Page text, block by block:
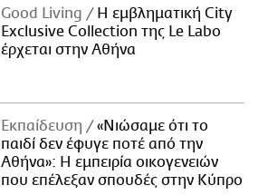
Good Living
Η εμβληματική City
Exclusive Collection της Le Labo
έρχεται στην Αθήνα
Εκπαίδευση
«Νιώσαμε ότι το
παιδί δεν έφυγε ποτέ από την
Αθήνα»: Η εμπειρία οικογενειών
που επέλεξαν σπουδές στην Κύπρο